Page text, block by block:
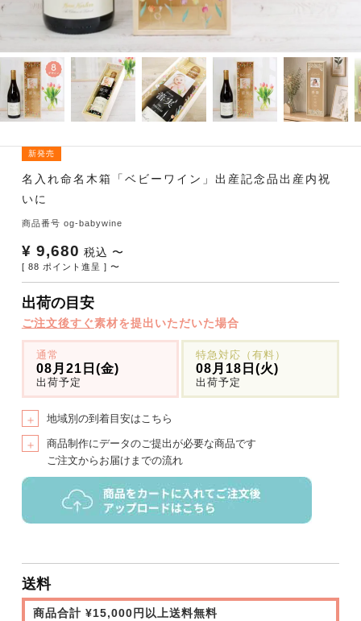
新発売
名入れ命名木箱「ベビーワイン」出産記念品出産内祝
いに
商品番号 og-babywine
¥ 9,680 税込 〜
[ 88 ポイント進呈 ] 〜
出荷の目安
ご注文後すぐ素材を提出いただいた場合
通常
08月21日(金)
出荷予定
特急対応（有料）
08月18日(火)
出荷予定
＋ 地域別の到着目安はこちら
＋
商品制作にデータのご提出が必要な商品です
ご注文からお届けまでの流れ
送料
商品合計 ¥15,000円以上送料無料